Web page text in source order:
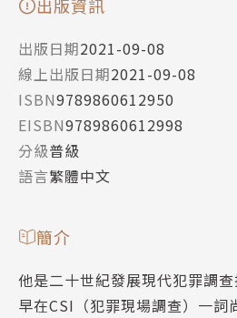
出版資訊
出版日期2021-09-08
線上出版日期2021-09-08
ISBN9789860612950
EISBN9789860612998
分級普級
語言繁體中文
簡介
他是二十世紀發展現代犯罪調查
早在CSI（犯罪現場調查）一詞